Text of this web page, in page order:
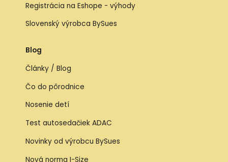
Registrácia na Eshope - výhody
Slovenský výrobca BySues
Blog
Články / Blog
Čo do pôrodnice
Nosenie detí
Test autosedačiek ADAC
Novinky od výrobcu BySues
Nová norma I-Size